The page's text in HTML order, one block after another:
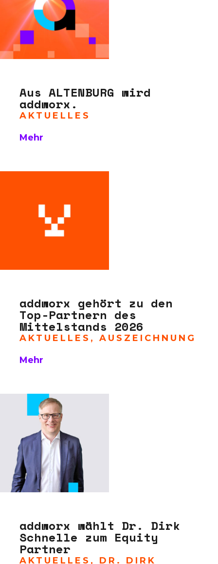
Aus ALTENBURG wird
addworx.
AKTUELLES
Mehr
addworx gehört zu den
Top-Partnern des
Mittelstands 2026
AKTUELLES , AUSZEICHNUNG
Mehr
addworx wählt Dr. Dirk
Schnelle zum Equity
Partner
AKTUELLES , DR. DIRK